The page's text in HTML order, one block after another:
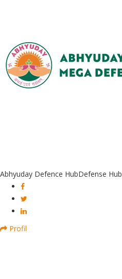
Abhyuday Defence HubDefense Hub
Profil